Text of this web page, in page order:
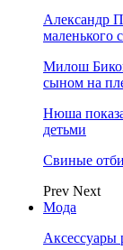
Александр
маленького
Милош
сыном на
Нюша
детьми
Свиные
Prev Next
Мода
Аксессуары